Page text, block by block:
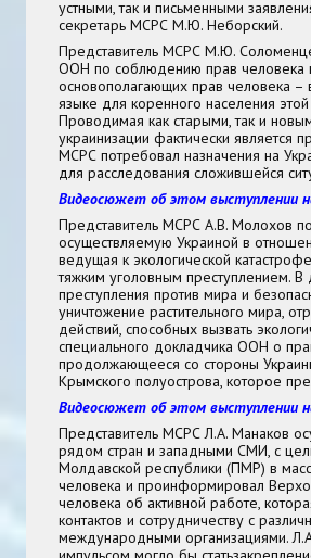
устными, так и письменными
секретарь МСРС М.Ю. Неборский.
Представитель МСРС М.Ю.
ООН по соблюдению прав человека
основополагающих прав человека
языке для коренного населения
Проводимая как старыми, так и
украинизации фактически является
МСРС потребовал назначения на
для расследования сложившейся
Видеосюжет об этом выступлении
Представитель МСРС А.В. Молохов
осуществляемую Украиной в
ведущая к экологической
тяжким уголовным преступлением. В
преступления против мира и
уничтожение растительного мира,
действий, способных вызвать
специального докладчика ООН о
продолжающееся со стороны
Крымского полуострова, которое
Видеосюжет об этом выступлении
Представитель МСРС Л.А. Манаков
рядом стран и западными СМИ, с
Молдавской республики (ПМР) в
человека и проинформировал
человека об активной работе,
контактов и сотрудничеству с
международными организациями.